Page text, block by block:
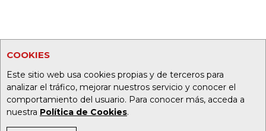
COOKIES
Este sitio web usa cookies propias y de terceros para
analizar el tráfico, mejorar nuestros servicio y conocer el
comportamiento del usuario. Para conocer más, acceda a
nuestra Política de Cookies.